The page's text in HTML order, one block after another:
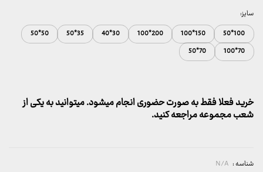
تا
2,600,000 تومان
سایز:
100*50
150*100
200*100
30*40
35*50
50*50
70*100
70*50
خرید فعلا فقط به صورت حضوری انجام میشود. میتوانید به یکی از
شعب مجموعه مراجعه کنید.
شناسه : N/A